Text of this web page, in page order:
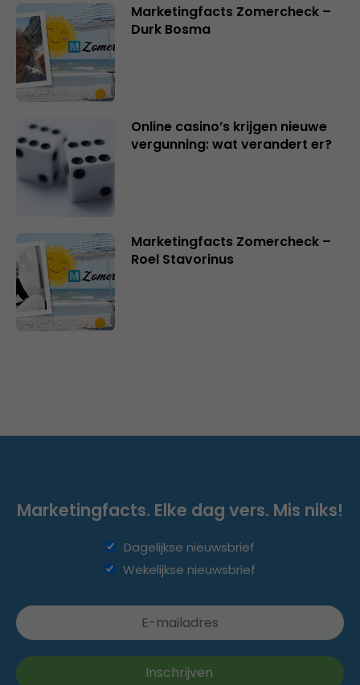
Marketingfacts Zomercheck –
Durk Bosma
Online casino’s krijgen nieuwe
vergunning: wat verandert er?
Marketingfacts Zomercheck –
Roel Stavorinus
Marketingfacts. Elke dag vers. Mis niks!
Dagelijkse nieuwsbrief
Wekelijkse nieuwsbrief